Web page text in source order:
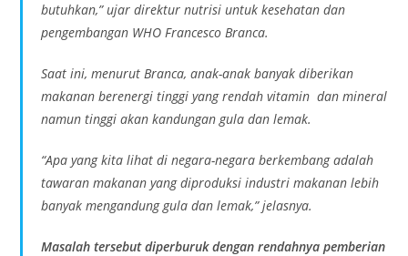
butuhkan,” ujar direktur nutrisi untuk kesehatan dan
pengembangan WHO Francesco Branca.
Saat ini, menurut Branca, anak-anak banyak diberikan
makanan berenergi tinggi yang rendah vitamin dan mineral
namun tinggi akan kandungan gula dan lemak.
“Apa yang kita lihat di negara-negara berkembang adalah
tawaran makanan yang diproduksi industri makanan lebih
banyak mengandung gula dan lemak,” jelasnya.
Masalah tersebut diperburuk dengan rendahnya pemberian